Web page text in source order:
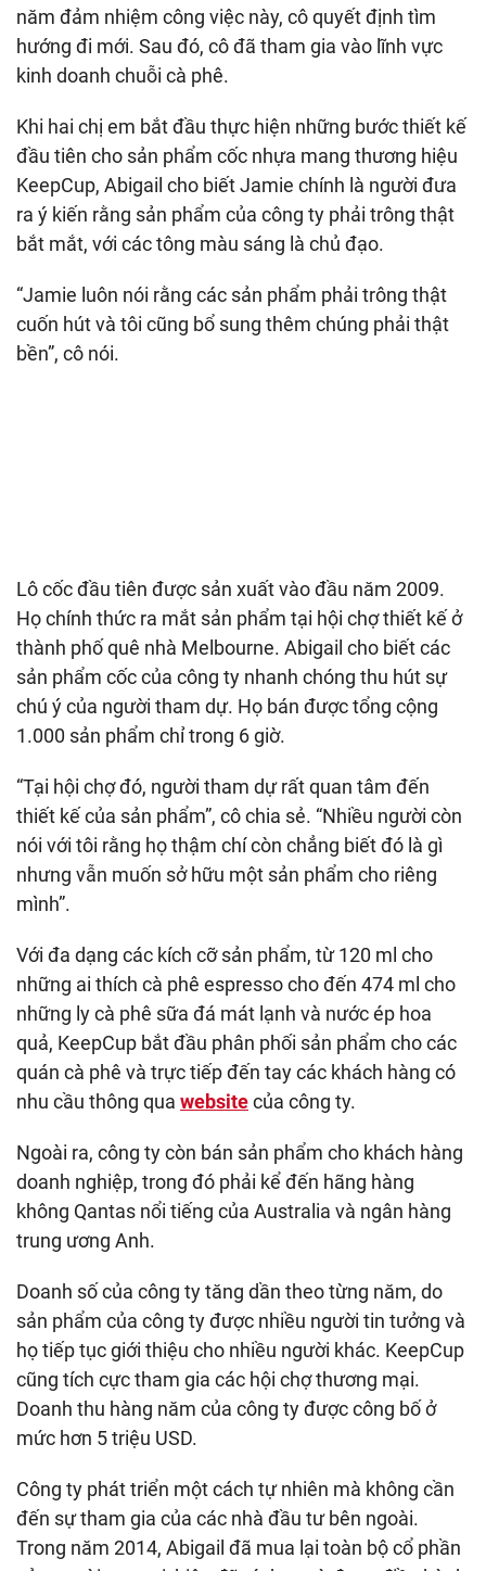
năm đảm nhiệm công việc này, cô quyết định tìm
hướng đi mới. Sau đó, cô đã tham gia vào lĩnh vực
kinh doanh chuỗi cà phê.
Khi hai chị em bắt đầu thực hiện những bước thiết kế
đầu tiên cho sản phẩm cốc nhựa mang thương hiệu
KeepCup, Abigail cho biết Jamie chính là người đưa
ra ý kiến rằng sản phẩm của công ty phải trông thật
bắt mắt, với các tông màu sáng là chủ đạo.
“Jamie luôn nói rằng các sản phẩm phải trông thật
cuốn hút và tôi cũng bổ sung thêm chúng phải thật
bền”, cô nói.
Lô cốc đầu tiên được sản xuất vào đầu năm 2009.
Họ chính thức ra mắt sản phẩm tại hội chợ thiết kế ở
thành phố quê nhà Melbourne. Abigail cho biết các
sản phẩm cốc của công ty nhanh chóng thu hút sự
chú ý của người tham dự. Họ bán được tổng cộng
1.000 sản phẩm chỉ trong 6 giờ.
“Tại hội chợ đó, người tham dự rất quan tâm đến
thiết kế của sản phẩm”, cô chia sẻ. “Nhiều người còn
nói với tôi rằng họ thậm chí còn chẳng biết đó là gì
nhưng vẫn muốn sở hữu một sản phẩm cho riêng
mình”.
Với đa dạng các kích cỡ sản phẩm, từ 120 ml cho
những ai thích cà phê espresso cho đến 474 ml cho
những ly cà phê sữa đá mát lạnh và nước ép hoa
quả, KeepCup bắt đầu phân phối sản phẩm cho các
quán cà phê và trực tiếp đến tay các khách hàng có
nhu cầu thông qua websitecủa công ty.
Ngoài ra, công ty còn bán sản phẩm cho khách hàng
doanh nghiệp, trong đó phải kể đến hãng hàng
không Qantas nổi tiếng của Australia và ngân hàng
trung ương Anh.
Doanh số của công ty tăng dần theo từng năm, do
sản phẩm của công ty được nhiều người tin tưởng và
họ tiếp tục giới thiệu cho nhiều người khác. KeepCup
cũng tích cực tham gia các hội chợ thương mại.
Doanh thu hàng năm của công ty được công bố ở
mức hơn 5 triệu USD.
Công ty phát triển một cách tự nhiên mà không cần
đến sự tham gia của các nhà đầu tư bên ngoài.
Trong năm 2014, Abigail đã mua lại toàn bộ cổ phần